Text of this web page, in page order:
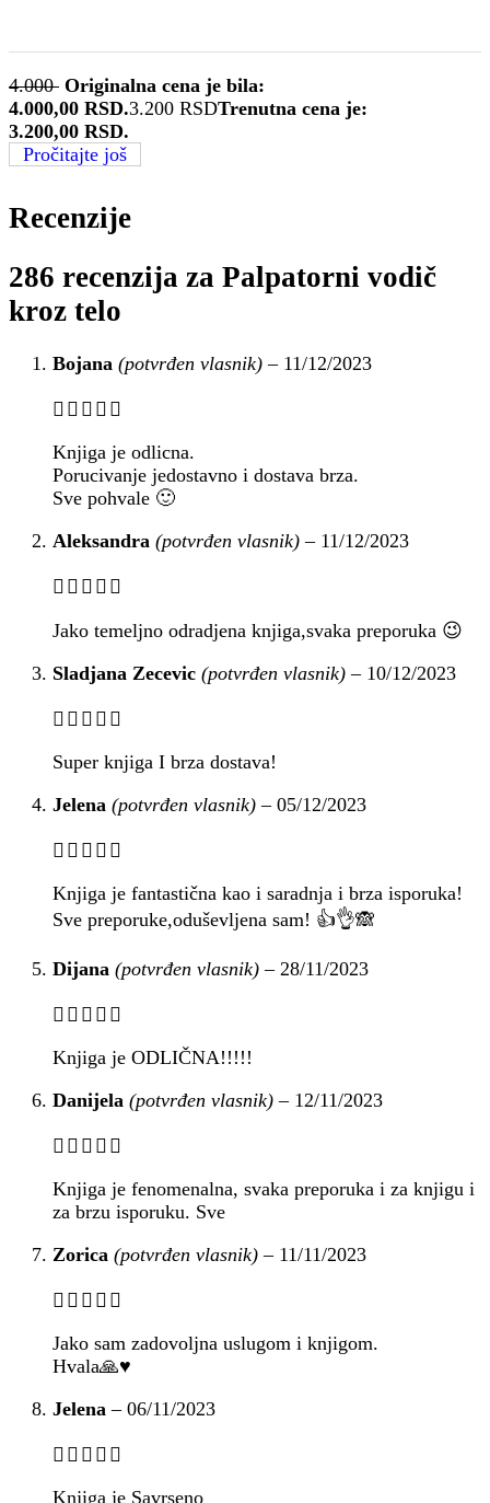
4.000 Originalna cena je bila:
4.000,00 RSD.3.200 RSDTrenutna cena je:
3.200,00 RSD.
Pročitajte još
Recenzije
286 recenzija za Palpatorni vodič
kroz telo
Bojana (potvrđen vlasnik) – 11/12/2023
Knjiga je odlicna.
Porucivanje jedostavno i dostava brza.
Sve pohvale 🙂
Aleksandra (potvrđen vlasnik) – 11/12/2023
Jako temeljno odradjena knjiga,svaka preporuka 😉
Sladjana Zecevic (potvrđen vlasnik) – 10/12/2023
Super knjiga I brza dostava!
Jelena (potvrđen vlasnik) – 05/12/2023
Knjiga je fantastična kao i saradnja i brza isporuka!
Sve preporuke,oduševljena sam! 👍👌🙈
Dijana (potvrđen vlasnik) – 28/11/2023
Knjiga je ODLIČNA!!!!!
Danijela (potvrđen vlasnik) – 12/11/2023
Knjiga je fenomenalna, svaka preporuka i za knjigu i
za brzu isporuku. Sve
Zorica (potvrđen vlasnik) – 11/11/2023
Jako sam zadovoljna uslugom i knjigom.
Hvala🙏♥️
Jelena– 06/11/2023
Knjiga je Savrseno